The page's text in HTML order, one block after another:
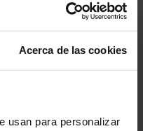
Acerca de las cookies
usan para personalizar